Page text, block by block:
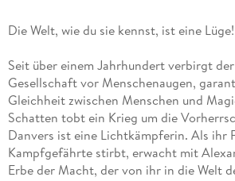
Seit über einem Jahrhundert verbirgt
Gesellschaft vor Menschenaugen,
Gleichheit zwischen Menschen und
Schatten tobt ein Krieg um die
Danvers ist eine Lichtkämpferin. Als ihr
Kampfgefährte stirbt, erwacht mit
Erbe der Macht, der von ihr in die Welt